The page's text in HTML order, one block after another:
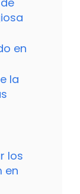
en
la
los
en